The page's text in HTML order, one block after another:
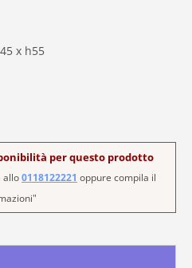
x h55
per questo prodotto
allo0118122221 oppure compila il